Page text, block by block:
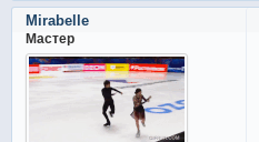
Mirabelle
Мастер